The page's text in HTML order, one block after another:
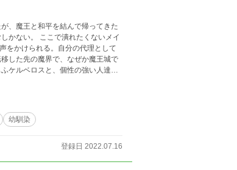
、魔王と和平を結んで帰ってきた
くないメイ
をかけられる。自分の代理として
ケルベロスと、個性の強い人達
アイスクリームの礼だ！.....俺だ
幼馴染
登録日 2022.07.16